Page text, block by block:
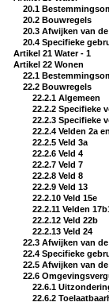
20.1
20.2 Bouwregels
20.3 Afwijken van
20.4 Specifieke
Artikel 21 Water - 1
Artikel 22 Wonen
22.1
22.2 Bouwregels
22.2.1 Algemeen
22.2.2 Specifieke
22.2.3 Specifieke
22.2.4 Velden 2a
22.2.5 Veld 3a
22.2.6 Veld 4
22.2.7 Veld 7
22.2.8 Veld 8
22.2.9 Veld 13
22.2.10 Veld 15e
22.2.11 Velden
22.2.12 Veld 22b
22.2.13 Veld 24
22.3 Afwijken van
22.4 Specifieke
22.5 Afwijken van
22.6
22.6.1
22.6.2